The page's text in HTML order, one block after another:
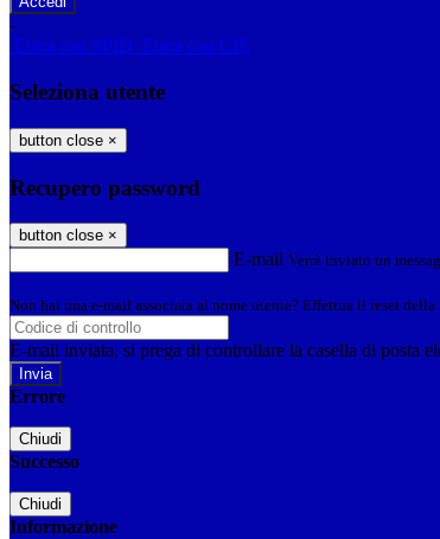
-
Entra con SPID Entra con CIE
Seleziona utente
button close ×
Recupero password
button close ×
E-mail Verrà inviato un
Non hai una e-mail associata al nome utente? Effettua il reset della
E-mail inviata, si prega di controllare la casella di posta
Errore
Chiudi
Successo
Chiudi
Informazione